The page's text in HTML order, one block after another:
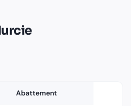
Abattement